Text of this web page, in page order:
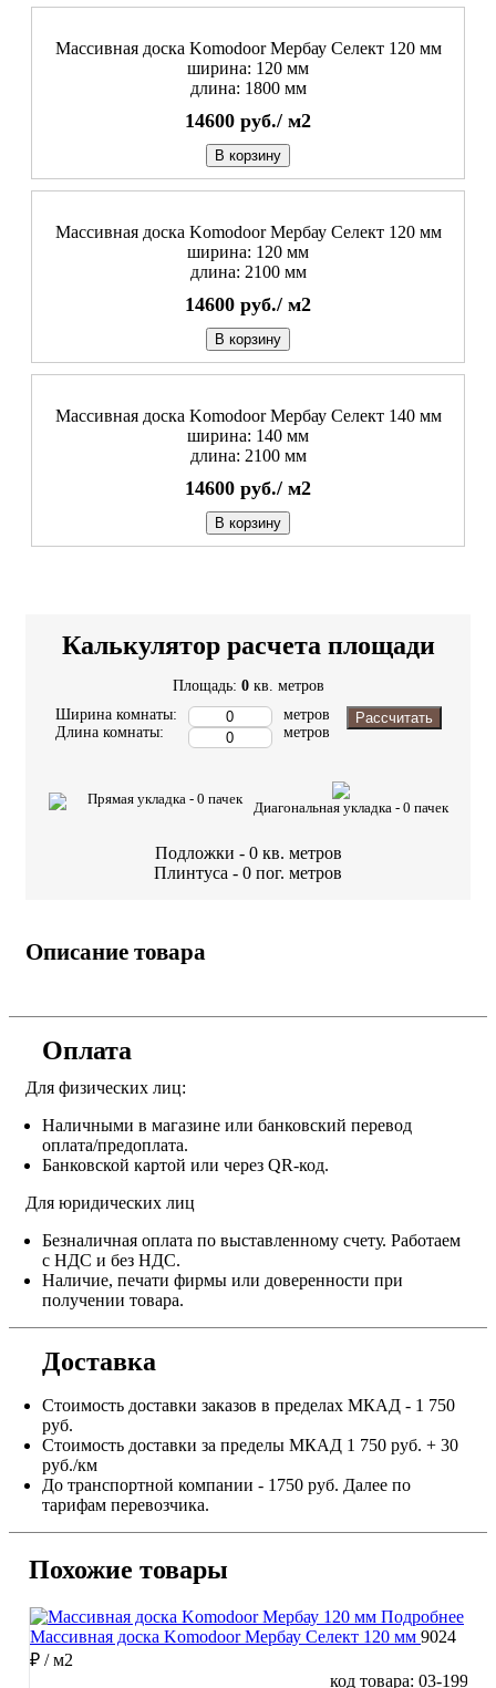
Массивная доска Komodoor Мербау Селект 120 мм
ширина: 120 мм
длина: 1800 мм
14600 руб./ м2
В корзину
Массивная доска Komodoor Мербау Селект 120 мм
ширина: 120 мм
длина: 2100 мм
14600 руб./ м2
В корзину
Массивная доска Komodoor Мербау Селект 140 мм
ширина: 140 мм
длина: 2100 мм
14600 руб./ м2
В корзину
Калькулятор расчета площади
Площадь: 0 кв. метров
Ширина комнаты:
Длина комнаты:
метров
метров
Рассчитать
Прямая укладка - 0 пачек
Диагональная укладка - 0 пачек
Подложки - 0 кв. метров
Плинтуса - 0 пог. метров
Описание товара
Оплата
Для физических лиц:
Наличными в магазине или банковский перевод
оплата/предоплата.
Банковской картой или через QR-код.
Для юридических лиц
Безналичная оплата по выставленному счету. Работаем
с НДС и без НДС.
Наличие, печати фирмы или доверенности при
получении товара.
Доставка
Стоимость доставки заказов в пределах МКАД - 1 750
руб.
Стоимость доставки за пределы МКАД 1 750 руб. + 30
руб./км
До транспортной компании - 1750 руб. Далее по
тарифам перевозчика.
Похожие товары
Подробнее
Массивная доска Komodoor Мербау Селект 120 мм 9024
₽ / м2
код товара: 03-199